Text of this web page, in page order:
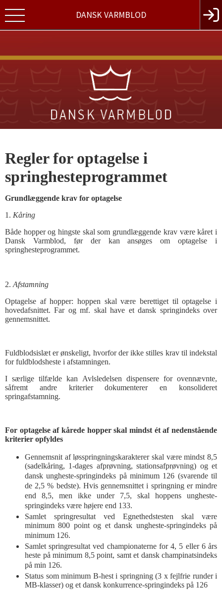
DANSK VARMBLOD
Regler for optagelse i
springhesteprogrammet
Grundlæggende krav for optagelse
1. Kåring
Både hopper og hingste skal som grundlæggende krav være kåret i
Dansk Varmblod, før der kan ansøges om optagelse i
springhesteprogrammet.
2. Afstamning
Optagelse af hopper: hoppen skal være berettiget til optagelse i
hovedafsnittet. Far og mf. skal have et dansk springindeks over
gennemsnittet.
Fuldblodsislæt er ønskeligt, hvorfor der ikke stilles krav til indekstal
for fuldblodsheste i afstamningen.
I særlige tilfælde kan Avlsledelsen dispensere for ovennævnte,
såfremt andre kriterier dokumenterer en konsolideret
springafstamning.
For optagelse af kårede hopper skal mindst ét af nedenstående
kriterier opfyldes
Gennemsnit af løsspringningskarakterer skal være mindst 8,5
(sadelkåring, 1-dages afprøvning, stationsafprøvning) og et
dansk ungheste-springindeks på minimum 126 (svarende til
de 2,5 % bedste). Hvis gennemsnittet i springning er mindre
end 8,5, men ikke under 7,5, skal hoppens ungheste-
springindeks være højere end 133.
Samlet springresultat ved Egnethedstesten skal være
minimum 800 point og et dansk ungheste-springindeks på
minimum 126.
Samlet springresultat ved championaterne for 4, 5 eller 6 års
heste på minimum 8,5 point, samt et dansk champinatsindeks
på min 126.
Status som minimum B-hest i springning (3 x fejlfrie runder i
MB-klasser) og et dansk konkurrence-springindeks på 126